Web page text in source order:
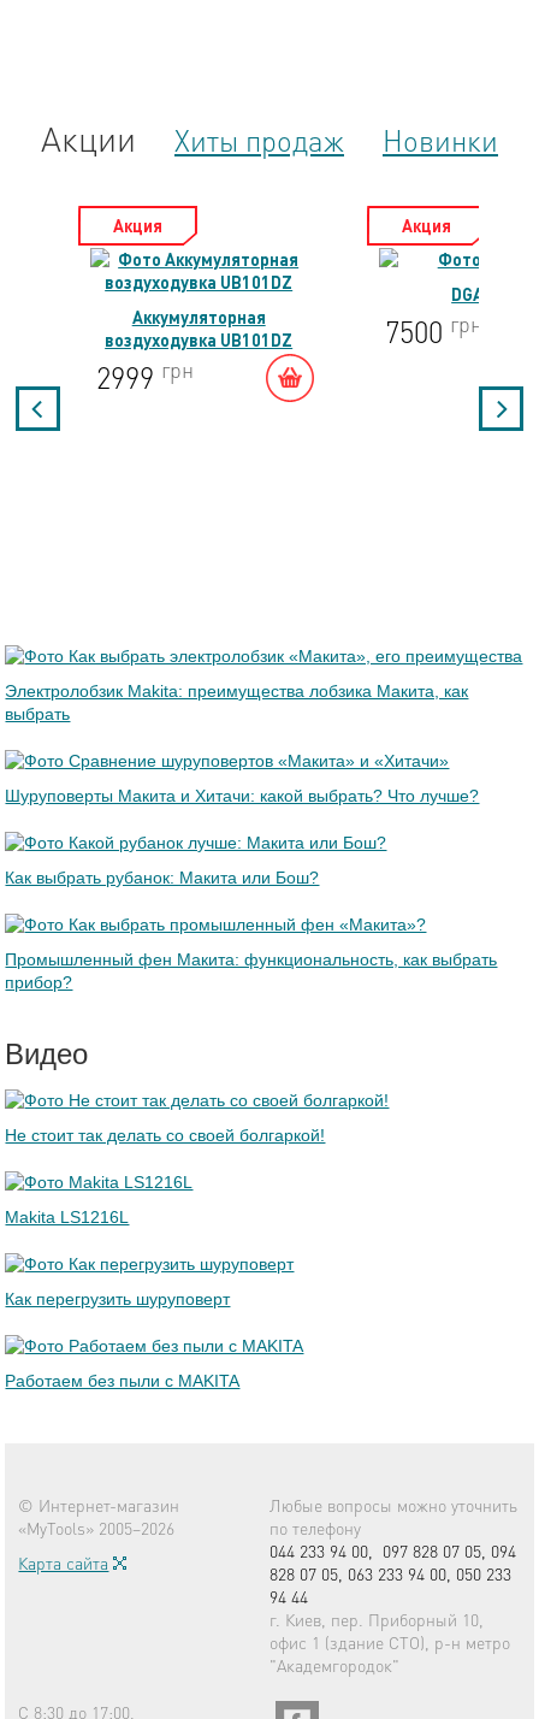
Акции Хиты продаж Новинки
Акция
Аккумуляторная
воздуходувка UB101DZ
2999грн
Акция
DGA504Z
7500грн
Электролобзик Makita: преимущества лобзика Макита, как
выбрать
Шуруповерты Макита и Хитачи: какой выбрать? Что лучше?
Как выбрать рубанок: Макита или Бош?
Промышленный фен Макита: функциональность, как выбрать
прибор?
Видео
Не стоит так делать со своей болгаркой!
Makita LS1216L
Как перегрузить шуруповерт
Работаем без пыли с MAKITA
© Интернет-магазин
«MyTools» 2005–2026
Карта сайта
Любые вопросы можно уточнить
по телефону
044 233 94 00,
097 828 07 05, 094
828 07 05, 063 233 94 00, 050 233
94 44
г. Киев, пер. Приборный 10,
офис 1 (здание СТО), р-н метро
"Академгородок"
С 8:30 до 17:00,